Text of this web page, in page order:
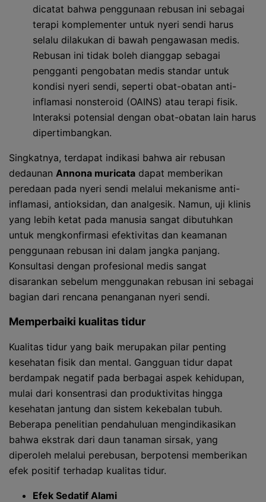
dicatat bahwa penggunaan rebusan ini sebagai
terapi komplementer untuk nyeri sendi harus
selalu dilakukan di bawah pengawasan medis.
Rebusan ini tidak boleh dianggap sebagai
pengganti pengobatan medis standar untuk
kondisi nyeri sendi, seperti obat-obatan anti-
inflamasi nonsteroid (OAINS) atau terapi fisik.
Interaksi potensial dengan obat-obatan lain harus
dipertimbangkan.
Singkatnya, terdapat indikasi bahwa air rebusan
dedaunan Annona muricata dapat memberikan
peredaan pada nyeri sendi melalui mekanisme anti-
inflamasi, antioksidan, dan analgesik. Namun, uji klinis
yang lebih ketat pada manusia sangat dibutuhkan
untuk mengkonfirmasi efektivitas dan keamanan
penggunaan rebusan ini dalam jangka panjang.
Konsultasi dengan profesional medis sangat
disarankan sebelum menggunakan rebusan ini sebagai
bagian dari rencana penanganan nyeri sendi.
Memperbaiki kualitas tidur
Kualitas tidur yang baik merupakan pilar penting
kesehatan fisik dan mental. Gangguan tidur dapat
berdampak negatif pada berbagai aspek kehidupan,
mulai dari konsentrasi dan produktivitas hingga
kesehatan jantung dan sistem kekebalan tubuh.
Beberapa penelitian pendahuluan mengindikasikan
bahwa ekstrak dari daun tanaman sirsak, yang
diperoleh melalui perebusan, berpotensi memberikan
efek positif terhadap kualitas tidur.
Efek Sedatif Alami